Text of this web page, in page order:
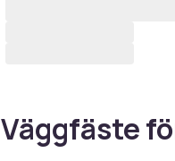
Väggfäste